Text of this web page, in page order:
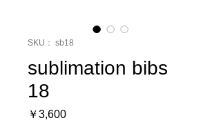
SKU： sb18
sublimation bibs
18
￥3,600価